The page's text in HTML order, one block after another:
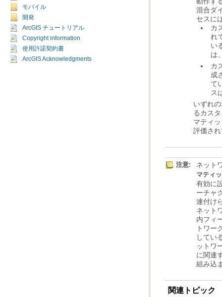
モバイル
開発
ArcGIS チュートリアル
Copyright information
使用許諾契約書
ArcGIS Acknowledgments
セスに
は
ス
評価さ
注意: ネット
マティ
組み込
関連トピック